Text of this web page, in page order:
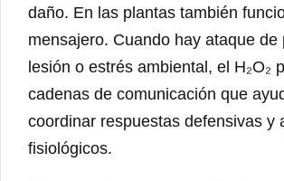
daño. En las plantas también
mensajero. Cuando hay ataque de
lesión o estrés ambiental, el H₂O₂
cadenas de comunicación que
coordinar respuestas defensivas y
fisiológicos.